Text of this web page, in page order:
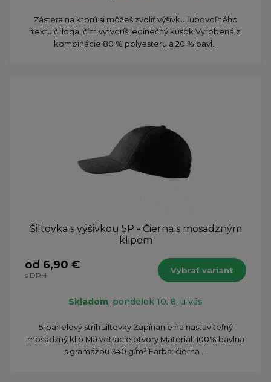
Zástera na ktorú si môžeš zvoliť výšivku ľubovoľného
textu či loga, čím vytvoríš jedinečný kúsok Vyrobená z
kombinácie 80 % polyesteru a 20 % bavl...
Šiltovka s výšivkou 5P - Čierna s mosadzným
klipom
od 6,90 €
s DPH
Vybrať variant
Skladom, pondelok 10. 8. u vás
5-panelový strih šiltovky Zapínanie na nastaviteľný
mosadzný klip Má vetracie otvory Materiál: 100% bavlna
s gramážou 340 g/m² Farba: čierna ...